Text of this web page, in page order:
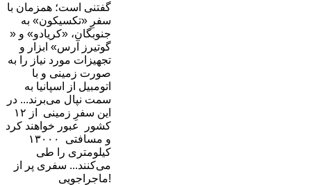
گفتنی است؛ همزمان با
سفرِ «تکسیکون» به
جنوبگان، «کریادو» و «
گوتیرز آرس» ابزار و
تجهیزات مورد نیاز را به
صورت زمینی و با
اتومبیل از اسپانیا به
سمت نپال می‌برند... در
این سفرِ زمینی از ۱۲
کشور عبور خواهند کرد
و مسافتی ۱۳۰۰۰
کیلومتری را طی
می‌کنند... سفری پر از
ماجراجویی!